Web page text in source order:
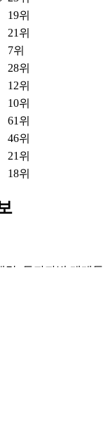
업종 내 순위
23위
19위
7위